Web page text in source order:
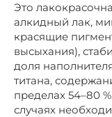
Это
алкидный лак,
красящие
высыхания),
доля
титана,
пределах 54–80
случаях